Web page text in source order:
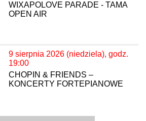
WIXAPOLOVE PARADE - TAMA
OPEN AIR
9 sierpnia 2026 (niedziela), godz.
19:00
CHOPIN & FRIENDS –
KONCERTY FORTEPIANOWE